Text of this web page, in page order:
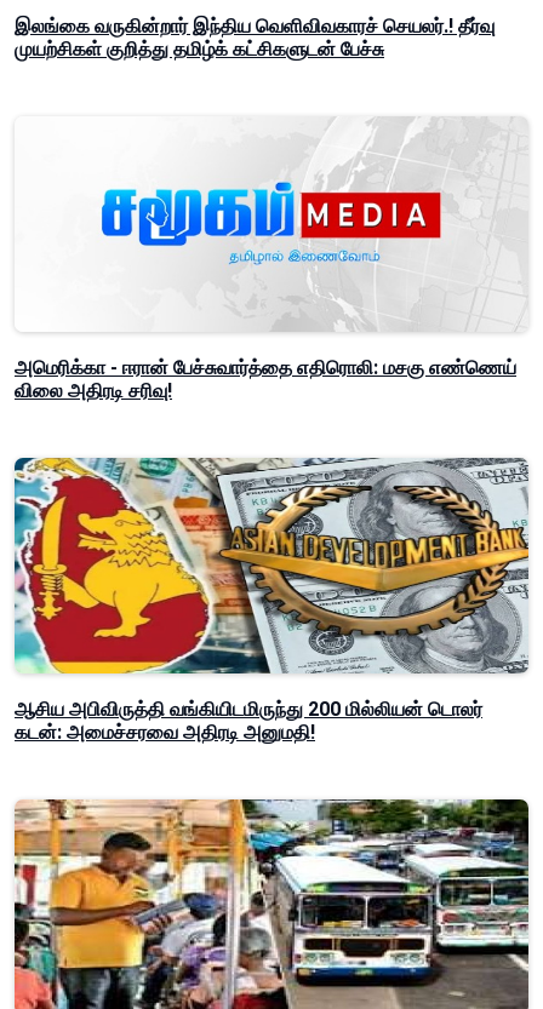
இலங்கை வருகின்றார் இந்திய வெளிவிவகாரச் செயலர்.! தீர்வு
முயற்சிகள் குறித்து தமிழ்க் கட்சிகளுடன் பேச்சு
அமெரிக்கா - ஈரான் பேச்சுவார்த்தை எதிரொலி: மசகு எண்ணெய்
விலை அதிரடி சரிவு!
ஆசிய அபிவிருத்தி வங்கியிடமிருந்து 200 மில்லியன் டொலர்
கடன்: அமைச்சரவை அதிரடி அனுமதி!